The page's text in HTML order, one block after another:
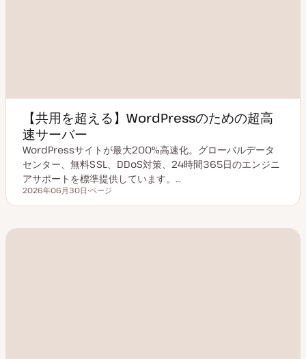
【共用を超える】WordPressのための超高
速サーバー
WordPressサイトが最大200%高速化。グローバルデータ
センター、無料SSL、DDoS対策、24時間365日のエンジニ
アサポートを標準提供しています。…
更新日
2026年06月30日
稿
ページ